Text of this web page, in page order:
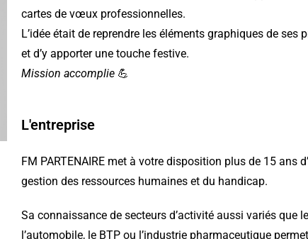
cartes de vœux professionnelles.
L’idée était de reprendre les éléments graphiques de ses
et d’y apporter une touche festive.
Mission accomplie 💪
L'entreprise
FM PARTENAIRE met à votre disposition plus de 15 ans
gestion des ressources humaines et du handicap.
Sa connaissance de secteurs d’activité aussi variés que
l’automobile, le BTP ou l’industrie pharmaceutique